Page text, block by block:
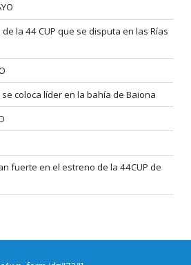
la 44 CUP que se disputa en las Rías
coloca líder en la bahía de Baiona
fuerte en el estreno de la 44CUP de